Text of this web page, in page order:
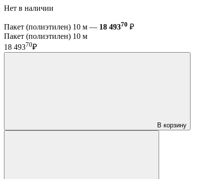
Нет в наличии
Пакет (полиэтилен) 10 м — 18 49370 ₽
Пакет (полиэтилен) 10 м
18 49370₽
В корзину